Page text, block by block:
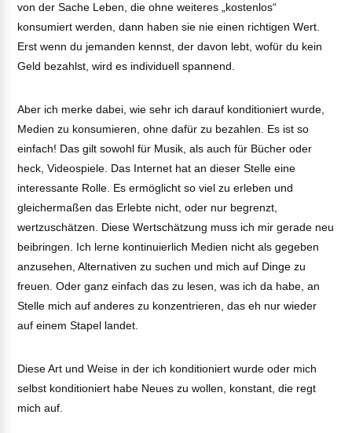
von der Sache Leben, die ohne weiteres „kostenlos“
konsumiert werden, dann haben sie nie einen richtigen Wert.
Erst wenn du jemanden kennst, der davon lebt, wofür du kein
Geld bezahlst, wird es individuell spannend.
Aber ich merke dabei, wie sehr ich darauf konditioniert wurde,
Medien zu konsumieren, ohne dafür zu bezahlen. Es ist so
einfach! Das gilt sowohl für Musik, als auch für Bücher oder
heck, Videospiele. Das Internet hat an dieser Stelle eine
interessante Rolle. Es ermöglicht so viel zu erleben und
gleichermaßen das Erlebte nicht, oder nur begrenzt,
wertzuschätzen. Diese Wertschätzung muss ich mir gerade neu
beibringen. Ich lerne kontinuierlich Medien nicht als gegeben
anzusehen, Alternativen zu suchen und mich auf Dinge zu
freuen. Oder ganz einfach das zu lesen, was ich da habe, an
Stelle mich auf anderes zu konzentrieren, das eh nur wieder
auf einem Stapel landet.
Diese Art und Weise in der ich konditioniert wurde oder mich
selbst konditioniert habe Neues zu wollen, konstant, die regt
mich auf.